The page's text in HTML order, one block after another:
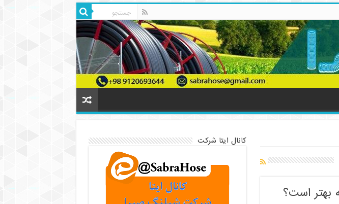
کانال ایتا شرکت